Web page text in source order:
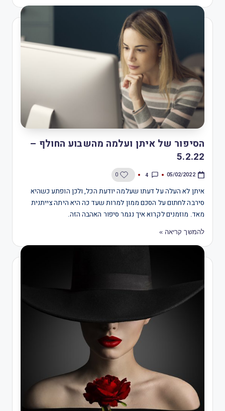
הסיפור של איתן ועלמה מהשבוע החולף –
5.2.22
05/02/2022
4
0
איתן לא העלה על דעתו שעלמה יודעת הכל, ולכן הופתע כשהיא
סירבה לחתום על הסכם ממון למרות שעד כה היא היתה צייתנית
מאד. מוזמנים לקרוא איך נגמר סיפור האהבה הזה.
להמשך קריאה »